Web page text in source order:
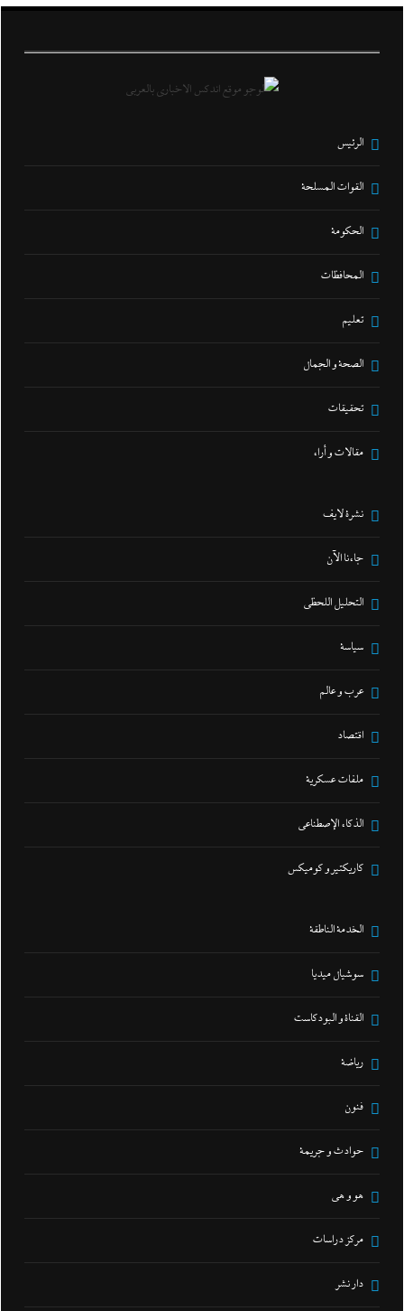
الرئيس
القوات المسلحة
الحكومة
المحافظات
تعليم
الصحة و الجمال
تحقيقات
مقالات و أراء
نشرة لايف
جاءنا الآن
التحليل اللحظي
سياسة
عرب و عالم
اقتصاد
ملفات عسكرية
الذكاء الإصطناعي
كاريكتير و كوميكس
الخدمة الناطقة
سوشيال ميديا
القناة و البودكاست
رياضة
فنون
حوادث و جريمة
هو و هي
مركز دراسات
دار نشر